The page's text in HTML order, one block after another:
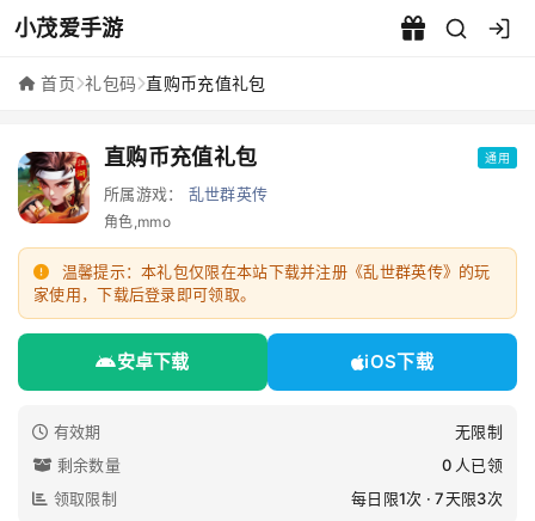
小茂爱手游
直购币充值礼包 - 小茂爱手游
首页 礼包码 直购币充值礼包
直购币充值礼包 通用
所属游戏： 乱世群英传
角色,mmo
温馨提示：本礼包仅限在本站下载并注册《乱世群英传》的玩
家使用，下载后登录即可领取。
安卓下载 iOS下载
有效期
无限制
剩余数量
0 人已领
领取限制
每日限1次 · 7天限3次